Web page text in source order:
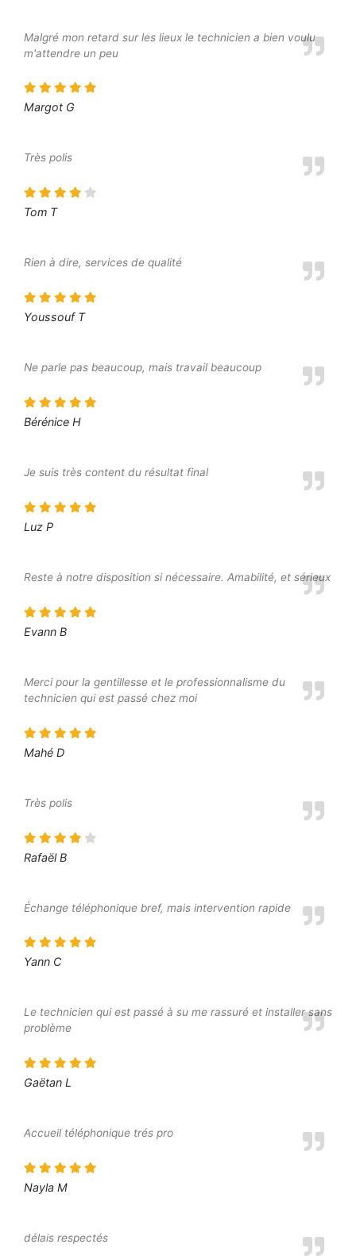
Malgré mon retard sur les lieux le technicien a bien voulu
m'attendre un peu
Margot G
Très polis
Tom T
Rien à dire, services de qualité
Youssouf T
Ne parle pas beaucoup, mais travail beaucoup
Bérénice H
Je suis très content du résultat final
Luz P
Reste à notre disposition si nécessaire. Amabilité, et sérieux
Evann B
Merci pour la gentillesse et le professionnalisme du
technicien qui est passé chez moi
Mahé D
Très polis
Rafaël B
Échange téléphonique bref, mais intervention rapide
Yann C
Le technicien qui est passé à su me rassuré et installer sans
problème
Gaëtan L
Accueil téléphonique trés pro
Nayla M
délais respectés